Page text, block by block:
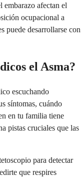
embarazo afectan el
ocupacional a
puede desarrollarse con
el Asma?
escuchando
síntomas, cuándo
en tu familia tiene
pistas cruciales que las
para detectar
que respires